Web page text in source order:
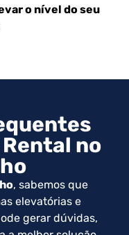
o nível do seu
no
, sabemos que
elevatórias e
gerar dúvidas,